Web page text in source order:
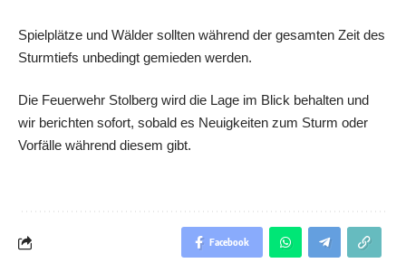
Spielplätze und Wälder sollten während der gesamten Zeit des
Sturmtiefs unbedingt gemieden werden.
Die Feuerwehr Stolberg wird die Lage im Blick behalten und
wir berichten sofort, sobald es Neuigkeiten zum Sturm oder
Vorfälle während diesem gibt.
Facebook